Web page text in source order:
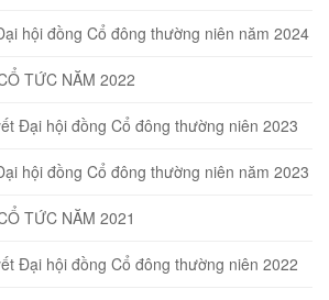
hội đồng Cổ đông thường niên năm 2024
TỨC NĂM 2022
Đại hội đồng Cổ đông thường niên 2023
hội đồng Cổ đông thường niên năm 2023
TỨC NĂM 2021
Đại hội đồng Cổ đông thường niên 2022